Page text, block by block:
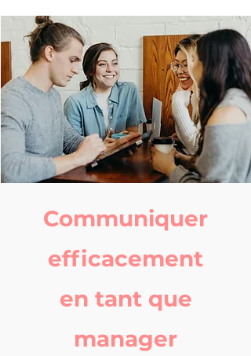
Communiquer
efficacement
en tant que
manager